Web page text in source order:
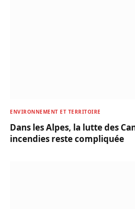
ENVIRONNEMENT ET TERRITOIRE
Dans les Alpes, la lutte des
incendies reste compliquée